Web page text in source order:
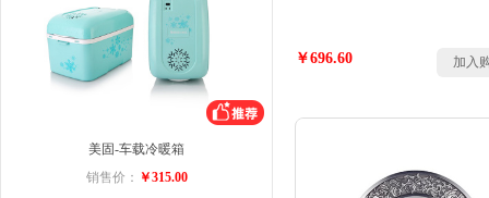
美固-车载冷暖箱
销售价： ￥315.00
￥696.60 加入